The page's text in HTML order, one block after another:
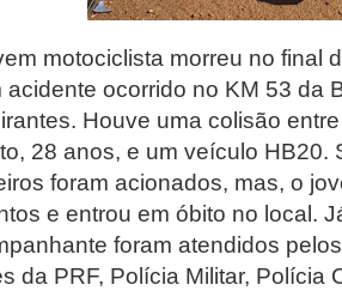
motociclista morreu no final
acidente ocorrido no KM 53 da
Houve uma colisão
28 anos, e um veículo HB20.
foram acionados, mas, o
e entrou em óbito no local.
foram atendidos
da PRF, Polícia Militar, Polícia